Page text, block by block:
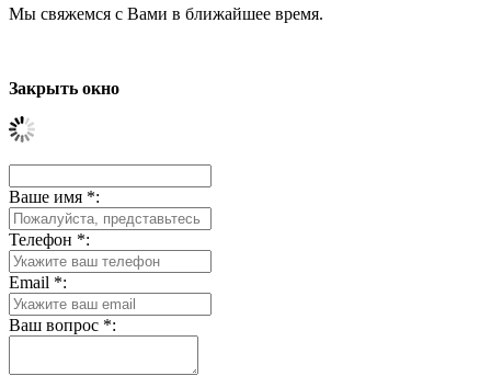
Мы свяжемся с Вами в ближайшее время.
Закрыть окно
Ваше имя *:
Телефон *:
Email *:
Ваш вопрос *: